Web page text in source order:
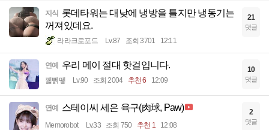
지식 롯데타워는 대낮에 냉방을 틀지만 냉동기는
꺼져있데요.
라라크로포드 Lv.87 조회 3701 12:11
21
댓글
연예 우리 메이 절대 핫걸입니다.
꿻뻵뗗 Lv.90 조회 2004 추천 6 12:09
10
댓글
연예 스테이씨 세은 육구(肉球, Paw)
Memorobot Lv.33 조회 750 추천 1 12:08
2
댓글